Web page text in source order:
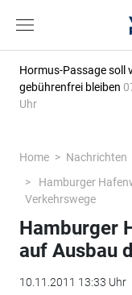
Hormus-Passage soll
gebührenfrei bleiben
Uhr
Home Nachrichten
Hamburger
Verkehrswege
Hamburger
auf Ausbau
10.11.2011 13:33 Uhr